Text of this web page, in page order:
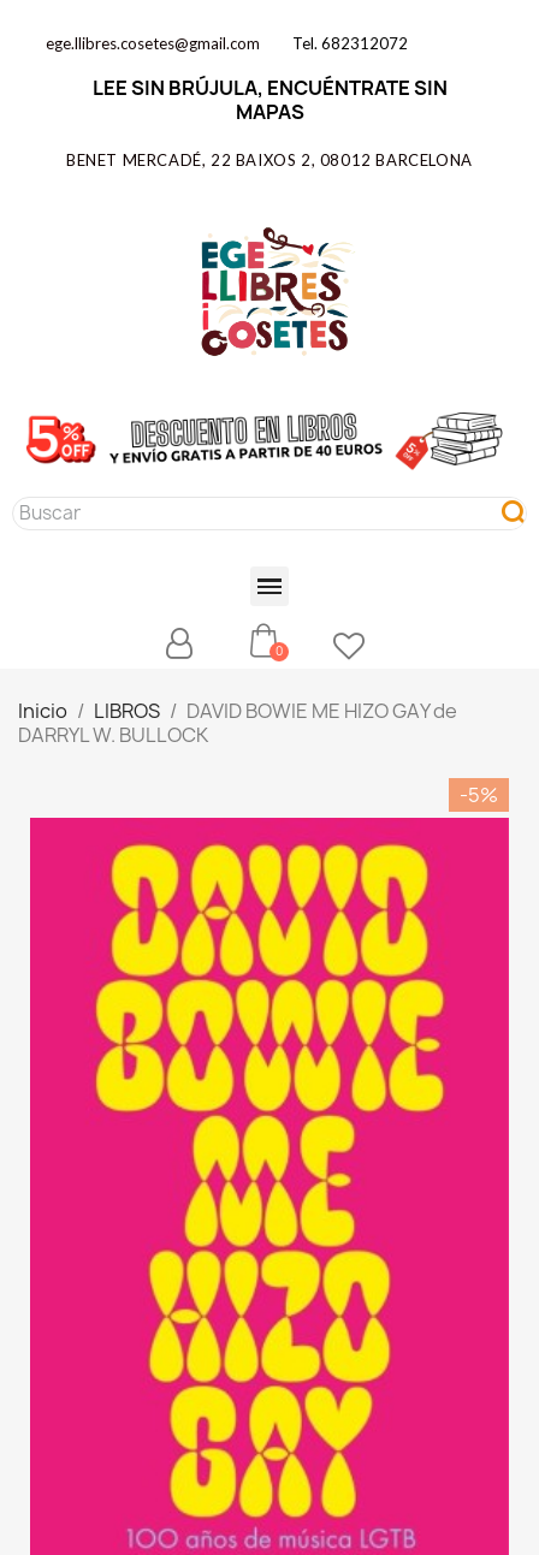
ege.llibres.cosetes@gmail.com Tel. 682312072
LEE SIN BRÚJULA, ENCUÉNTRATE SIN
MAPAS
BENET MERCADÉ, 22 BAIXOS 2, 08012 BARCELONA
Inicio LIBROS
DAVID BOWIE ME HIZO GAY de
DARRYL W. BULLOCK
-5%